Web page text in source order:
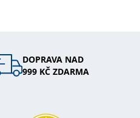
DOPRAVA NAD
999 KČ ZDARMA